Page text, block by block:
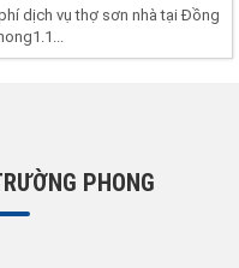
dịch vụ thợ sơn nhà tại Đồng
PHONG